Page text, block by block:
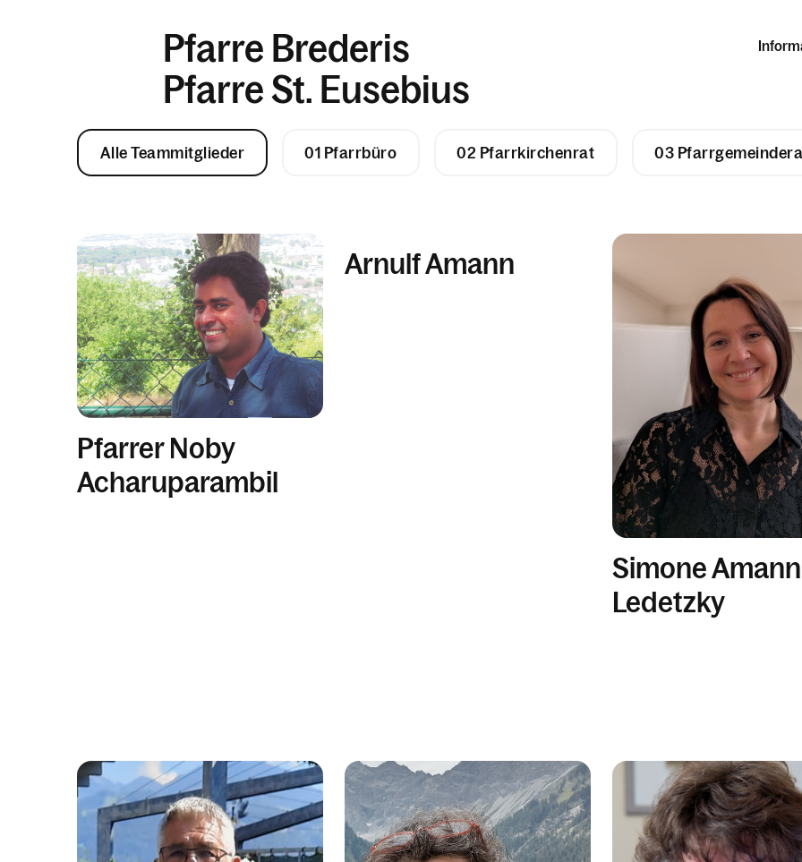
Pfarre Brederis
Pfarre St. Eusebius
Alle Teammitglieder 01 Pfarrbüro 02 Pfarrkirchenrat 03
Pfarrer Noby
Acharuparambil
Arnulf Amann
Simone Amann
Ledetzky